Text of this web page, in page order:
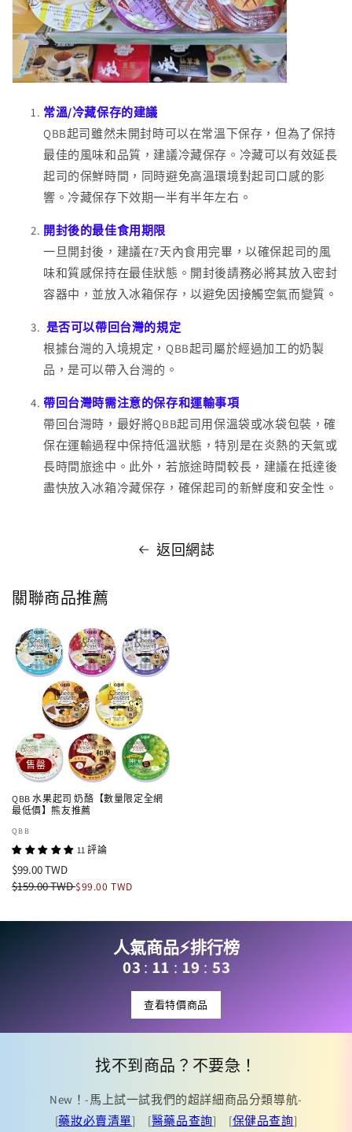
常溫/冷藏保存的建議
QBB起司雖然未開封時可以在常溫下保存，但為了保持
最佳的風味和品質，建議冷藏保存。冷藏可以有效延長
起司的保鮮時間，同時避免高溫環境對起司口感的影
響。冷藏保存下效期一半有半年左右。
開封後的最佳食用期限
一旦開封後，建議在7天內食用完畢，以確保起司的風
味和質感保持在最佳狀態。開封後請務必將其放入密封
容器中，並放入冰箱保存，以避免因接觸空氣而變質。
是否可以帶回台灣的規定
根據台灣的入境規定，QBB起司屬於經過加工的奶製
品，是可以帶入台灣的。
帶回台灣時需注意的保存和運輸事項
帶回台灣時，最好將QBB起司用保溫袋或冰袋包裝，確
保在運輸過程中保持低溫狀態，特別是在炎熱的天氣或
長時間旅途中。此外，若旅途時間較長，建議在抵達後
盡快放入冰箱冷藏保存，確保起司的新鮮度和安全性。
返回網誌
關聯商品推薦
售罄
QBB 水果起司 奶酪【數量限定全網
最低價】熊友推薦
廠
商：
QBB
11 評論
定
價
$99.00 TWD
定
$159.00 TWD售
$99.00 TWD
人氣商品⚡️排行榜
03 : 11 : 19 : 52
查看特價商品
找不到商品？不要急！
New！-馬上試一試我們的超詳細商品分類導航-
[藥妝必賣清單] [醫藥品查詢] [保健品查詢]